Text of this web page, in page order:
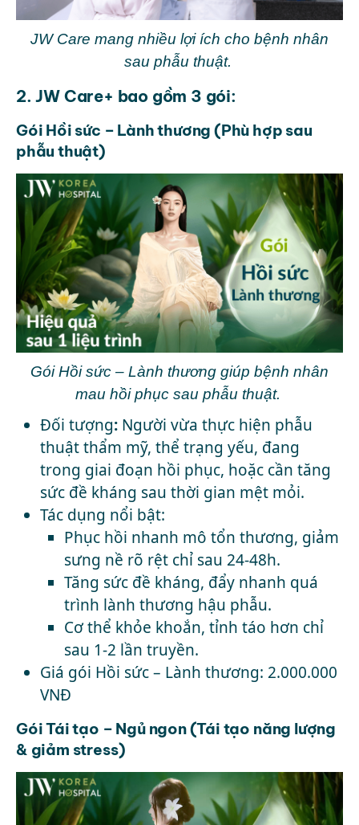
JW Care mang nhiều lợi ích cho bệnh nhân
sau phẫu thuật.
2. JW Care+ bao gồm 3 gói:
Gói Hồi sức – Lành thương (Phù hợp sau
phẫu thuật)
Gói Hồi sức – Lành thương giúp bệnh nhân
mau hồi phục sau phẫu thuật.
Đối tượng: Người vừa thực hiện phẫu
thuật thẩm mỹ, thể trạng yếu, đang
trong giai đoạn hồi phục, hoặc cần tăng
sức đề kháng sau thời gian mệt mỏi.
Tác dụng nổi bật:
Phục hồi nhanh mô tổn thương, giảm
sưng nề rõ rệt chỉ sau 24-48h.
Tăng sức đề kháng, đẩy nhanh quá
trình lành thương hậu phẫu.
Cơ thể khỏe khoắn, tỉnh táo hơn chỉ
sau 1-2 lần truyền.
Giá gói Hồi sức – Lành thương: 2.000.000
VNĐ
Gói Tái tạo – Ngủ ngon (Tái tạo năng lượng
& giảm stress)